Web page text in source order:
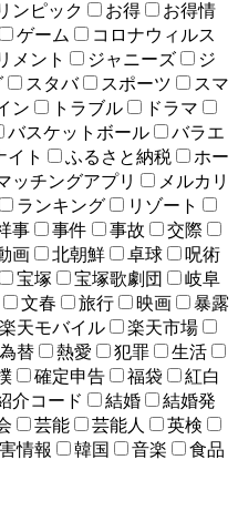
ンピック お得
お得情
ゲーム
コロナウィルス
メント ジャニーズ
ジ
スタバ スポーツ
スマ
ン トラブル
ドラマ
バスケットボール
バラエ
イト ふるさと納税
ホー
ッチングアプリ
メルカリ
ランキング
リゾート
事 事件 事故
交際
画 北朝鮮 卓球
呪術
宝塚 宝塚歌劇団
岐阜
文春 旅行 映画
暴露
楽天モバイル
楽天市場
為替 熱愛 犯罪
生活
確定申告 福袋
紅白
介コード 結婚
結婚発
芸能 芸能人
英検
情報 韓国 音楽
食品